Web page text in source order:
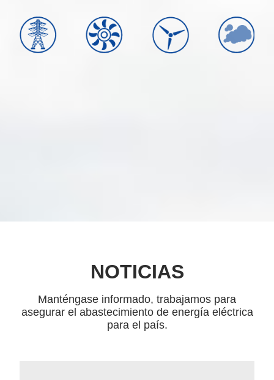
NOTICIAS
Manténgase informado, trabajamos para
asegurar el abastecimiento de energía eléctrica
para el país.